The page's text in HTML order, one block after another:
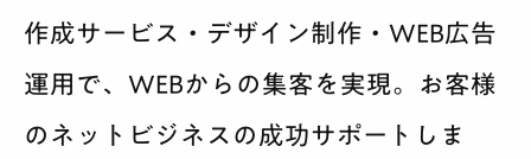
作成サービス・デザイン制作・WEB広告
運用で、WEBからの集客を実現。お客様
のネットビジネスの成功サポートしま